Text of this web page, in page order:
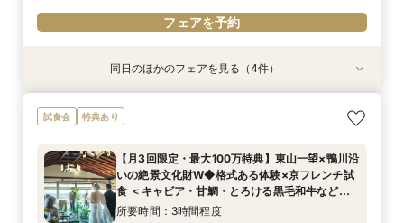
フェアを予約
特典あり
8/21(金)
週1限定◆国登録有形文化財をじっくり見学×受賞
歴多数のシェフが織り成すスペシャリテ無料試食
所要時間：3時間程度
11:30〜
13:00〜
14:00〜
15:00〜
特典あり
8/21(金)
【少人数検討の方へ】無料試食付＊少人数婚相談
会【専用個室有】
11:30〜
13:00〜
14:00〜
15:00〜
特典あり
8/21(金)
＊シェフ特製5品＊京フレンチ豪華2万円コース
無料試食
11:30〜
13:00〜
14:00〜
15:00〜
特典あり
8/21(金)
【東京開催】関東在住の方必見《フナツル》出張
ご相談会＆お打合せ【式場選び～結婚式の準備・
や新幹線代プレゼントも！
所要時間：3時間程度
14:00〜 16:00〜
同日のほかのフェアを見る（4件）
試食会 特典あり
【月3回限定・最大100万特典】東山一望×鴨川沿
いの絶景文化財W◆格式ある体験×京フレンチ試
食 ＜キャビア・甘鯛・とろける黒毛和牛など豪
華2万円相当コースを無料で堪能＞
所要時間：3時間程度